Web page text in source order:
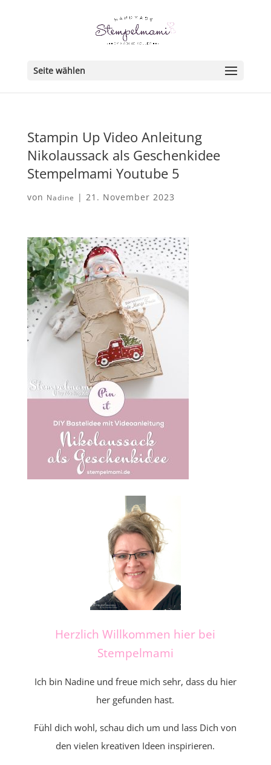
Seite wählen
Stampin Up Video Anleitung
Nikolaussack als Geschenkidee
Stempelmami Youtube 5
von Nadine | 21. November 2023
Herzlich Willkommen hier bei
Stempelmami
Ich bin Nadine und freue mich sehr, dass du hier
her gefunden hast.
Fühl dich wohl, schau dich um und lass Dich von
den vielen kreativen Ideen inspirieren.